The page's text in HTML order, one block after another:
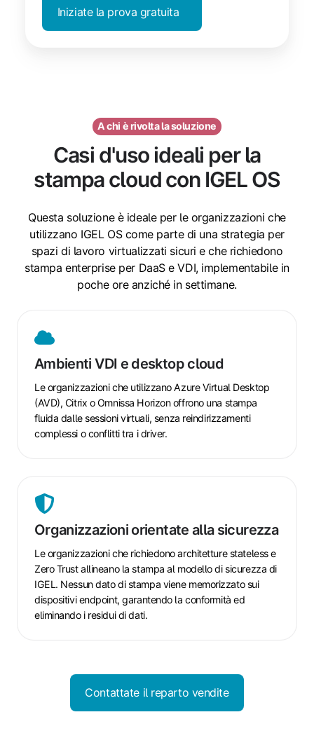
Iniziate la prova gratuita
A chi è rivolta la soluzione
Casi d'uso ideali per la
stampa cloud con IGEL OS
Questa soluzione è ideale per le organizzazioni che
utilizzano IGEL OS come parte di una strategia per
spazi di lavoro virtualizzati sicuri e che richiedono
stampa enterprise per DaaS e VDI, implementabile in
poche ore anziché in settimane.
Ambienti VDI e desktop cloud
Le organizzazioni che utilizzano Azure Virtual Desktop
(AVD), Citrix o Omnissa Horizon offrono una stampa
fluida dalle sessioni virtuali, senza reindirizzamenti
complessi o conflitti tra i driver.
VDI
desktop
cloud
Organizzazioni orientate alla sicurezza
Le organizzazioni che richiedono architetture stateless e
Zero Trust allineano la stampa al modello di sicurezza di
IGEL. Nessun dato di stampa viene memorizzato sui
dispositivi endpoint, garantendo la conformità ed
eliminando i residui di dati.
orientate
sicurezza
Contattate il reparto vendite